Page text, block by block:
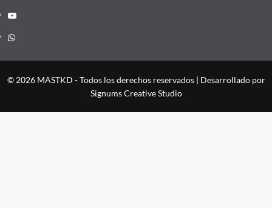
YouTube
Whatsapp